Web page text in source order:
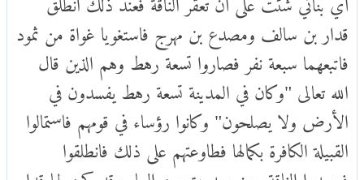
قدار بن سالف ومصدع بن مهرج فاستغويا غواة من ثمود
فاتبعهما سبعة نفر فصاروا تسعة رهط وهم الذين قال
الله تعالى "وكان في المدينة تسعة رهط يفسدون في
الأرض ولا يصلحون" وكانوا رؤساء في قومهم فاستمالوا
القبيلة الكافرة بكمالها فطاوعتهم على ذلك فانطلقوا